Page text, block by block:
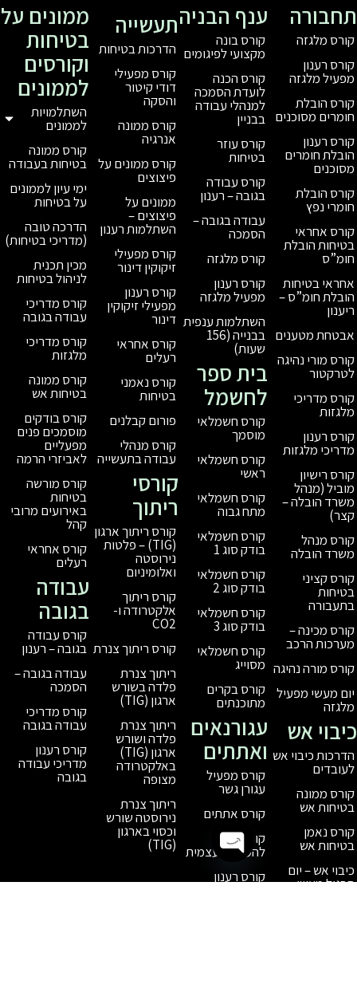
ענף הבניה
קורס בונה
מקצועי לפיגומים
קורס הכנה
למנהלי עבודה
בבניין
קורס עוזר
בטיחות
בגובה – רענון
הסמכה
קורס מלגזה
קורס רענון
מפעיל מלגזה
השתלמות ענפית
בבנייה (156
בית ספר
לחשמל
קורס חשמלאי
מוסמך
קורס חשמלאי
ראשי
קורס חשמלאי
מתח גבוה
קורס חשמלאי
בודק סוג 1
קורס חשמלאי
בודק סוג 2
קורס חשמלאי
בודק סוג 3
קורס חשמלאי
מסוייג
קורס בקרים
מתוכנתים
עגורנאים
ואתתים
קורס מפעיל
עגורן גשר
קורס אתתים
קורס עגורן
להעמסה עצמית
קורס רענון
תעשייה
הדרכות בטיחות
קורס מפעילי
דודי קיטור
והסקה
קורס ממונה
אנרגיה
קורס ממונים על
פיצוצים
ממונים על
פיצוצים –
השתלמות רענון
קורס מפעילי
זיקוקין דינור
קורס רענון
מפעילי זיקוקין
דינור
קורס אחראי
רעלים
קורס נאמני
בטיחות
פורום קבלנים
קורס מנהלי
עבודה בתעשייה
קורסי
ריתוך
קורס ריתוך ארגון
(TIG) – פלטות
נירוסטה
ואלומיניום
קורס ריתוך
אלקטרודה ו-
CO2
קורס ריתוך צנרת
ריתוך צנרת
פלדה בשורש
ארגון (TIG)
ריתוך צנרת
פלדה ושורש
באלקטרודה
מצופה
נירוסטה שורש
וכסוי בארגון
ממונים על
בטיחות
וקורסים
לממונים
השתלמויות
לממונים
בטיחות בעבודה
על בטיחות
הדרכה טובה
(מדריכי בטיחות)
מכין תכנית
לניהול בטיחות
קורס מדריכי
עבודה בגובה
קורס מדריכי
מלגזות
קורס ממונה
בטיחות אש
קורס בודקים
מוסמכים פנים
מפעליים
לאביזרי הרמה
קורס מורשה
בטיחות
באירועים מרובי
קורס אחראי
רעלים
עבודה
בגובה
בגובה – רענון
עבודה בגובה –
הסמכה
קורס מדריכי
עבודה בגובה
קורס רענון
מדריכי עבודה
בגובה
Open chaty